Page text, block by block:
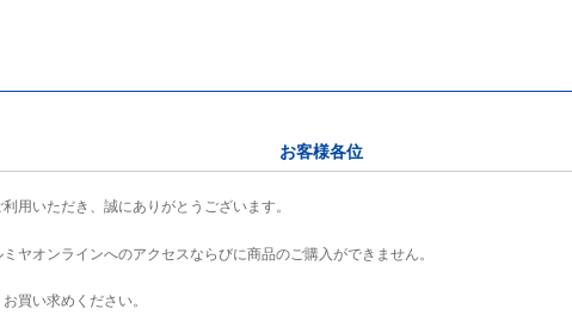
お客様各位
用いただき、誠にありがとうございます。
ヤオンラインへのアクセスならびに商品のご購入ができません。
買い求めください。